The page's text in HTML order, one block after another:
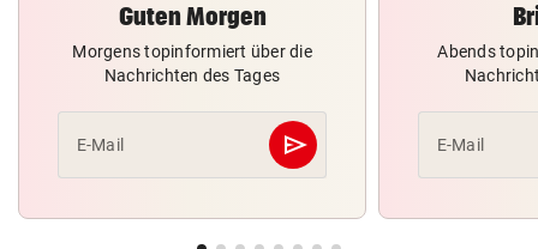
Guten Morgen
Morgens topinformiert über die
Nachrichten des Tages
E-Mail send
Abschicken
Abends
E-Mail